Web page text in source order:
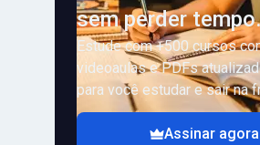
sem perder
Estude com +500 cursos
videoaulas e PDFs
para você estudar e sair na
Assinar agora